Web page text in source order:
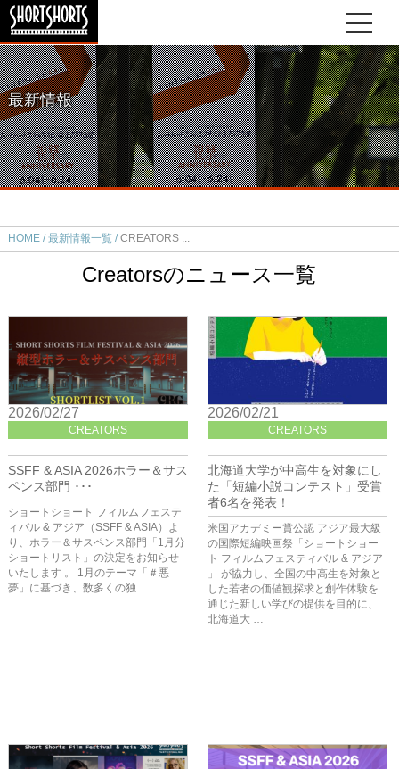
最新情報
HOME 最新情報一覧 CREATORS
Creatorsのニュース一覧
2026/02/27
CREATORS
SSFF & ASIA 2026ホラー＆サス
ペンス部門 ･･･
ショートショート フィルムフェステ
ィバル & アジア（SSFF & ASIA）よ
り、ホラー＆サスペンス部門「1月分
ショートリスト」の決定をお知らせ
いたします 。 1月のテーマ「＃悪
夢」に基づき、数多くの独 …
2026/02/21
CREATORS
北海道大学が中高生を対象にし
た「短編小説コンテスト」受賞
者6名を発表！
米国アカデミー賞公認 アジア最大級
の国際短編映画祭「ショートショー
ト フィルムフェスティバル & アジア
」 が協力し、全国の中高生を対象と
した若者の価値観探求と創作体験を
通じた新しい学びの提供を目的に、
北海道大 …